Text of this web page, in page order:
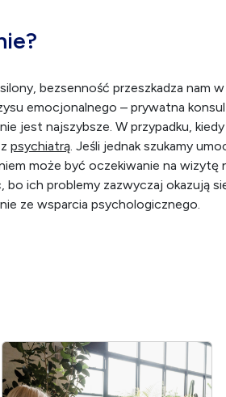
bezsenność przeszkadza nam w
emocjonalnego – prywatna
jest najszybsze. W przypadku,
psychiatrą. Jeśli jednak szukamy
może być oczekiwanie na wizytę
ich problemy zazwyczaj okazują
ze wsparcia psychologicznego.